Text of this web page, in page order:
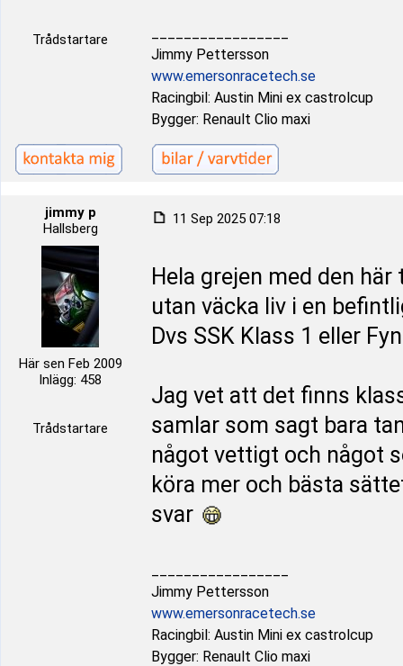
Trådstartare
Jimmy Pettersson
www.emersonracetech.se
Racingbil: Austin Mini ex castrolcup
Bygger: Renault Clio maxi
jimmy p
Hallsberg
Här sen Feb 2009
Inlägg: 458
Trådstartare
11 Sep 2025 07:18
Hela grejen med den
utan väcka liv i en
Dvs SSK Klass 1 eller
Jag vet att det finns
samlar som sagt bara
något vettigt och något
köra mer och bästa
svar
Jimmy Pettersson
www.emersonracetech.se
Racingbil: Austin Mini ex castrolcup
Bygger: Renault Clio maxi